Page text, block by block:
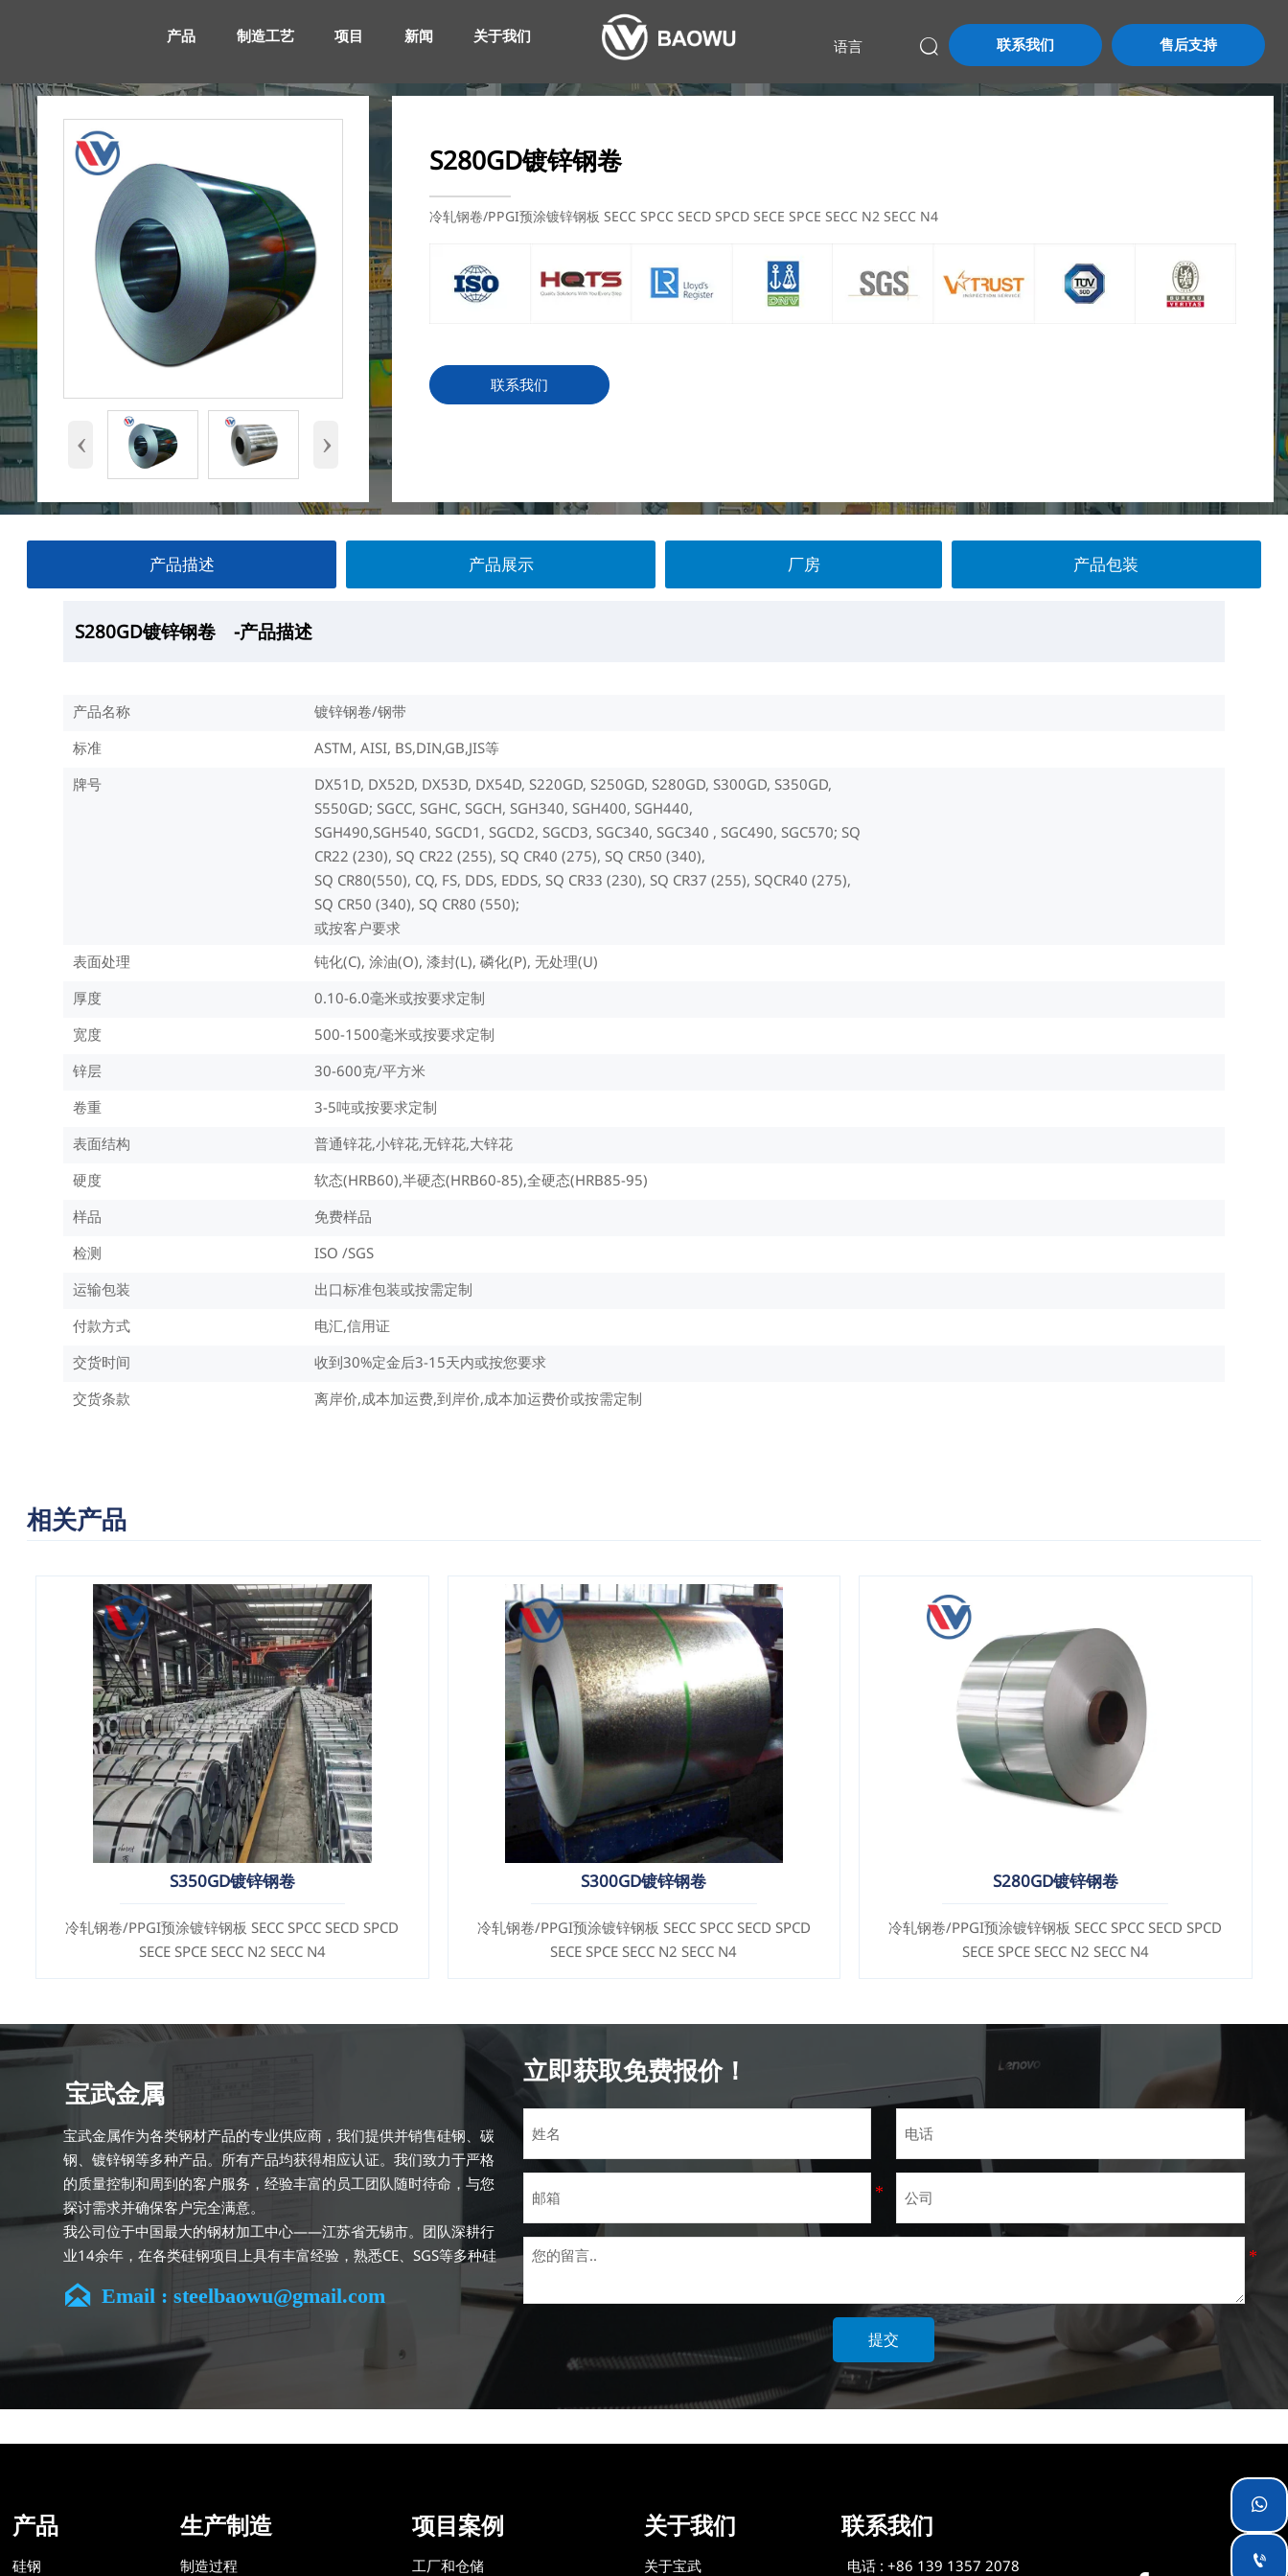
产品 制造工艺 项目 新闻 关于我们
语言  联系我们 售后支持
‹ ›
S280GD镀锌钢卷
冷轧钢卷/PPGI预涂镀锌钢板 SECC SPCC SECD SPCD SECE SPCE SECC N2 SECC N4
联系我们
产品描述 产品展示 厂房 产品包装
S280GD镀锌钢卷 -产品描述
产品名称
镀锌钢卷/钢带
标准
ASTM, AISI, BS,DIN,GB,JIS等
牌号
DX51D, DX52D, DX53D, DX54D, S220GD, S250GD, S280GD, S300GD, S350GD,
S550GD; SGCC, SGHC, SGCH, SGH340, SGH400, SGH440,
SGH490,SGH540, SGCD1, SGCD2, SGCD3, SGC340, SGC340 , SGC490, SGC570; SQ
CR22 (230), SQ CR22 (255), SQ CR40 (275), SQ CR50 (340),
SQ CR80(550), CQ, FS, DDS, EDDS, SQ CR33 (230), SQ CR37 (255), SQCR40 (275),
SQ CR50 (340), SQ CR80 (550);
或按客户要求
表面处理
钝化(C), 涂油(O), 漆封(L), 磷化(P), 无处理(U)
厚度
0.10-6.0毫米或按要求定制
宽度
500-1500毫米或按要求定制
锌层
30-600克/平方米
卷重
3-5吨或按要求定制
表面结构
普通锌花,小锌花,无锌花,大锌花
硬度
软态(HRB60),半硬态(HRB60-85),全硬态(HRB85-95)
样品
免费样品
检测
ISO /SGS
运输包装
出口标准包装或按需定制
付款方式
电汇,信用证
交货时间
收到30%定金后3-15天内或按您要求
交货条款
离岸价,成本加运费,到岸价,成本加运费价或按需定制
S280GD镀锌钢卷 —产品展示
S280GD镀锌钢卷 -厂房
S280GD镀锌钢卷 -产品包装
相关产品
S350GD镀锌钢卷
冷轧钢卷/PPGI预涂镀锌钢板 SECC SPCC SECD SPCD
SECE SPCE SECC N2 SECC N4
S300GD镀锌钢卷
冷轧钢卷/PPGI预涂镀锌钢板 SECC SPCC SECD SPCD
SECE SPCE SECC N2 SECC N4
S280GD镀锌钢卷
冷轧钢卷/PPGI预涂镀锌钢板 SECC SPCC SECD SPCD
SECE SPCE SECC N2 SECC N4
宝武金属
宝武金属作为各类钢材产品的专业供应商，我们提供并销售硅钢、碳
钢、镀锌钢等多种产品。所有产品均获得相应认证。我们致力于严格
的质量控制和周到的客户服务，经验丰富的员工团队随时待命，与您
探讨需求并确保客户完全满意。
我公司位于中国最大的钢材加工中心——江苏省无锡市。团队深耕行
业14余年，在各类硅钢项目上具有丰富经验，熟悉CE、SGS等多种硅
钢标准。我们可根据特殊需求进行设计定制，并确保安全性、高效性
及合理价格。目前我们已逐步扩展至五座专业配送仓库和钢材加工设
 Email : steelbaowu@gmail.com
立即获取免费报价！
提交
产品
硅钢
生产制造
制造过程
项目案例
工厂和仓储
关于我们
关于宝武
联系我们
电话 : +86 139 1357 2078

